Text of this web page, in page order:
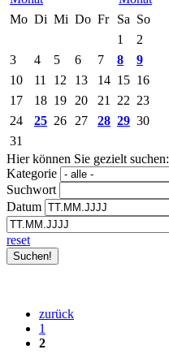
Mo Di Mi Do Fr Sa So
1
2
3
4 5 6 7 8
9
10
11 12 13 14 15 16
17
18 19 20 21 22 23
24
25 26 27 28 29 30
31
Hier können Sie gezielt suchen:
Kategorie
Suchwort
Datum
reset
zurück
1
2